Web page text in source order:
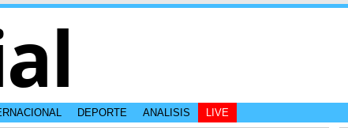
DEPORTE ANALISIS LIVE